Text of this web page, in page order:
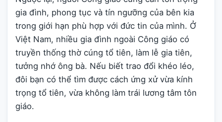
gia đình, phong tục và tín ngưỡng của bên kia
trong giới hạn phù hợp với đức tin của mình. Ở
Việt Nam, nhiều gia đình ngoài Công giáo có
truyền thống thờ cúng tổ tiên, làm lễ gia tiên,
tưởng nhớ ông bà. Nếu biết trao đổi khéo léo,
đôi bạn có thể tìm được cách ứng xử vừa kính
trọng tổ tiên, vừa không làm trái lương tâm tôn
giáo.